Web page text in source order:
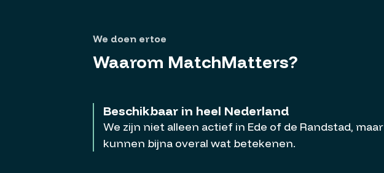
We doen ertoe
Waarom MatchMatters?
Beschikbaar in heel Nederland
We zijn niet alleen actief in Ede of de Randstad, maar
kunnen bijna overal wat betekenen.